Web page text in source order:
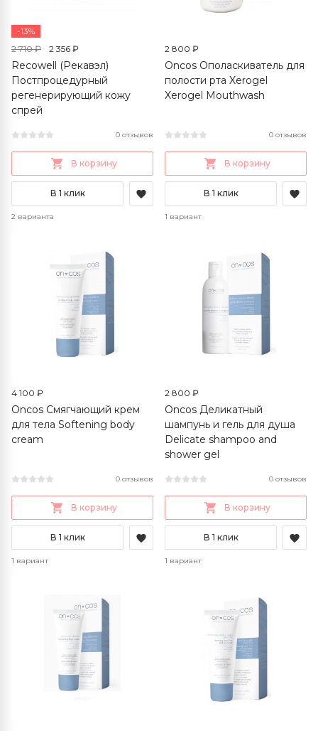
2 710 ₽ 2 356 ₽
-13%
Recowell (Рекавэл)
Постпроцедурный
регенерирующий кожу
спрей
0 отзывов
В корзину
В 1 клик
2 варианта
2 800 ₽
Oncos Ополаскиватель для
полости рта Xerogel
Xerogel Mouthwash
0 отзывов
В корзину
В 1 клик
1 вариант
4 100 ₽
Oncos Смягчающий крем
для тела Softening body
cream
0 отзывов
В корзину
В 1 клик
1 вариант
2 800 ₽
Oncos Деликатный
шампунь и гель для душа
Delicate shampoo and
shower gel
0 отзывов
В корзину
В 1 клик
1 вариант